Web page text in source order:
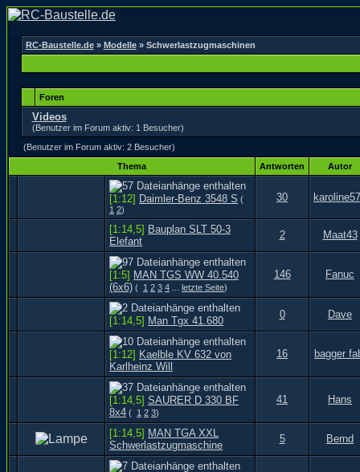
RC-Baustelle.de» Modelle» Schwerlastzugmaschinen
Foren
Videos
(Benutzer im Forum aktiv: 1 Besucher)
(Benutzer im Forum aktiv: 2 Besucher)
Thema
Antworten Autor
[1:12] Daimler-Benz 3548 S (
1 2)
30
[1:14,5] Bauplan SLT 50-3
Elefant
2 Maat43
[1:5] MAN TGS WW 40.540
(6x6) ( 1 2 3 4 letzte Seite)
146 Fanuc
[1:14,5] Man Tgx 41.680
0 Dave
[1:12] Kaelble KV 632 von
Karlheinz Will
16 bagger
[1:14,5] SAURER D 330 BF
8x4 ( 1 2 3)
41 Hans
[1:14,5] MAN TGA XXL
Schwerlastzugmaschine
5 Bernd